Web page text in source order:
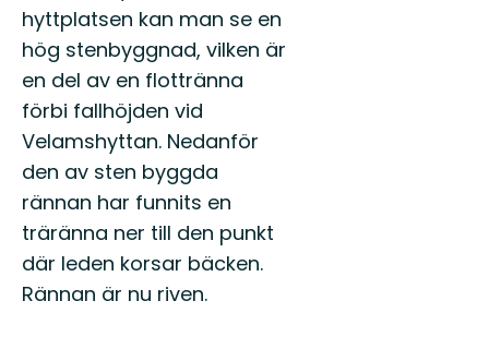
hyttplatsen kan man se en
hög stenbyggnad, vilken är
en del av en flottränna
förbi fallhöjden vid
Velamshyttan. Nedanför
den av sten byggda
rännan har funnits en
träränna ner till den punkt
där leden korsar bäcken.
Rännan är nu riven.